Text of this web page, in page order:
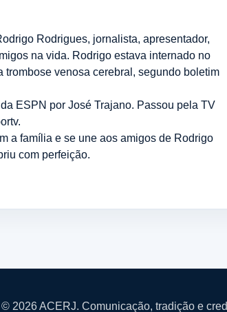
Rodrigues, jornalista, apresentador,
na vida. Rodrigo estava internado no
venosa cerebral, segundo boletim
ESPN por José Trajano. Passou pela TV
a família e se une aos amigos de Rodrigo
com perfeição.
© 2026 ACERJ. Comunicação, tradição e